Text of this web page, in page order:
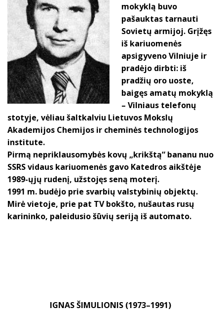
mokyklą buvo
pašauktas tarnauti
Sovietų armijoj. Grįžęs
iš kariuomenės
apsigyveno Vilniuje ir
pradėjo dirbti: iš
pradžių oro uoste,
baigęs amatų mokyklą
– Vilniaus telefonų
stotyje, vėliau šaltkalviu Lietuvos Mokslų
Akademijos Chemijos ir cheminės technologijos
institute.
Pirmą nepriklausomybės kovų „krikštą“ bananu nuo
SSRS vidaus kariuomenės gavo Katedros aikštėje
1989-ųjų rudenį, užstojęs seną moterį.
1991 m. budėjo prie svarbių valstybinių objektų.
Mirė vietoje, prie pat TV bokšto, nušautas rusų
karininko, paleidusio šūvių seriją iš automato.
IGNAS ŠIMULIONIS (1973–1991)